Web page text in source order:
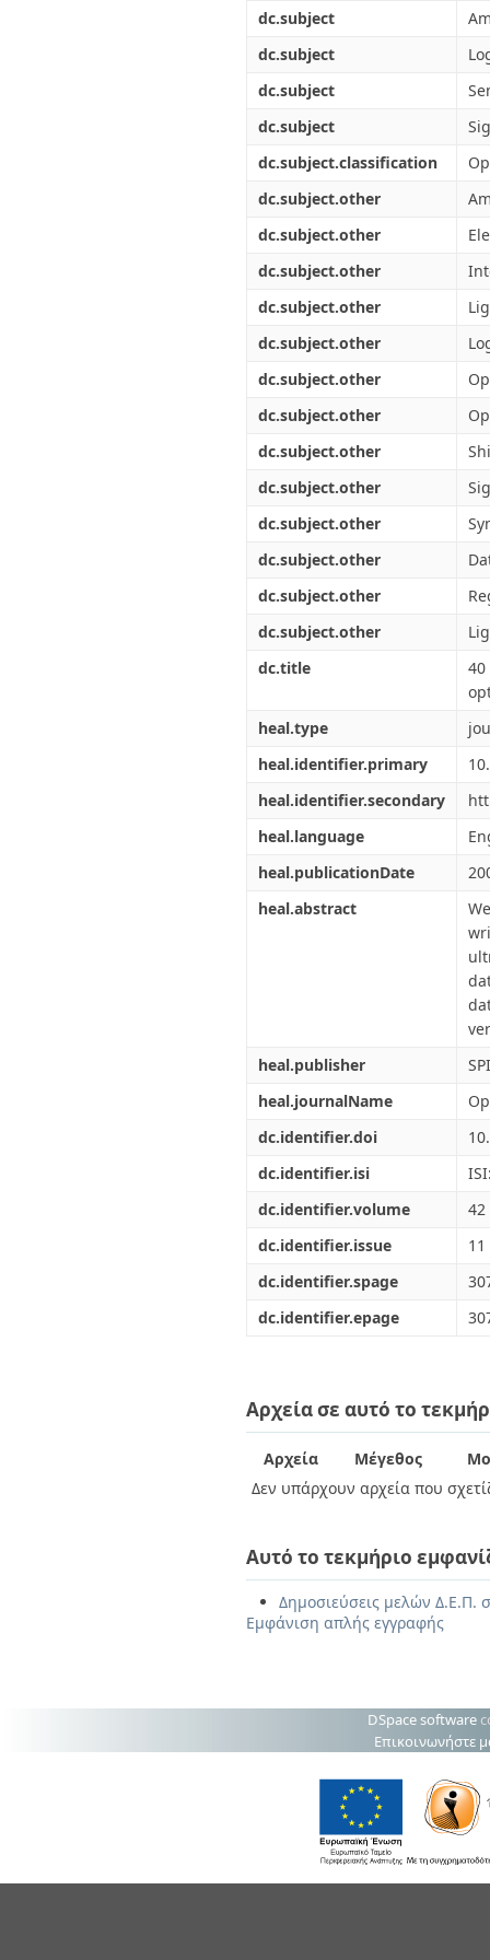
dc.subject
dc.subject
dc.subject
dc.subject
dc.subject.classification
dc.subject.other
dc.subject.other
dc.subject.other
dc.subject.other
dc.subject.other
dc.subject.other
dc.subject.other
dc.subject.other
dc.subject.other
dc.subject.other
dc.subject.other
dc.subject.other
dc.subject.other
dc.title
heal.type
heal.identifier.primary
heal.identifier.secondary
heal.language
heal.publicationDate
heal.abstract
heal.publisher
heal.journalName
dc.identifier.doi
dc.identifier.isi
dc.identifier.volume
42
dc.identifier.issue
11
dc.identifier.spage
dc.identifier.epage
Αρχεία σε αυτό το
Αρχεία Μέγεθος
Δεν υπάρχουν αρχεία που
Αυτό το τεκμήριο
Δημοσιεύσεις μελών Δ.Ε.Π.
Εμφάνιση απλής εγγραφής
DSpace software
Επικοινωνήστε